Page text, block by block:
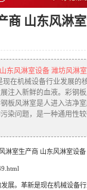
商 山东风淋
东风淋室设备 潍坊风淋室
在机械设备行业发展的
注入新鲜的血液。彩钢
板风淋室是人进入洁净
染问题，是一种通用性
淋室生产商 山东风淋室设
展。革新是现在机械设备